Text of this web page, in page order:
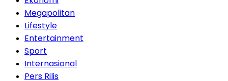
Megapolitan
Lifestyle
Entertainment
Sport
Internasional
Pers Rilis